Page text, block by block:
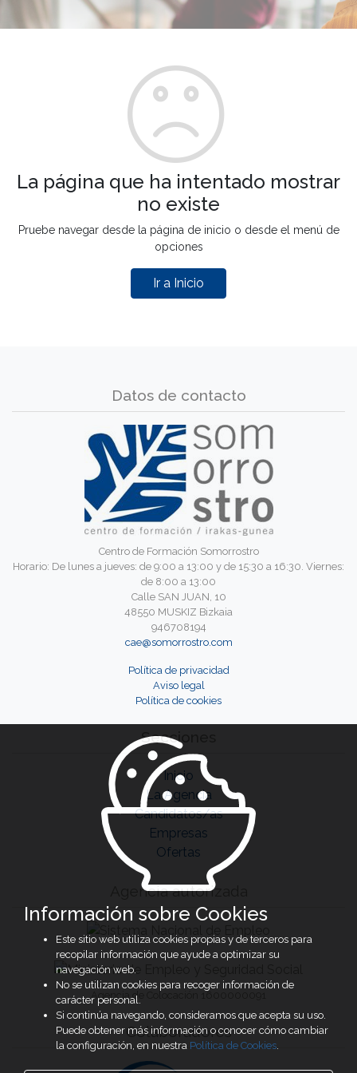
La página que ha intentado mostrar
no existe
Pruebe navegar desde la página de inicio o desde el menú de
opciones
Ir a Inicio
Datos de contacto
Centro de Formación Somorrostro
Horario: De lunes a jueves: de 9:00 a 13:00 y de 15:30 a 16:30. Viernes:
de 8:00 a 13:00
Calle SAN JUAN, 10
48550 MUSKIZ Bizkaia
946708194
cae@somorrostro.com
Política de privacidad
Aviso legal
Política de cookies
Secciones
Inicio
La Agencia
Candidatos/as
Empresas
Ofertas
Agencia autorizada
Agencia de Colocación 1600000091
Colaboradores
Información sobre Cookies
Este sitio web utiliza cookies propias y de terceros para
recopilar información que ayude a optimizar su
navegación web.
No se utilizan cookies para recoger información de
carácter personal.
Si continúa navegando, consideramos que acepta su uso.
Puede obtener más información o conocer cómo cambiar
la configuración, en nuestra Política de Cookies.